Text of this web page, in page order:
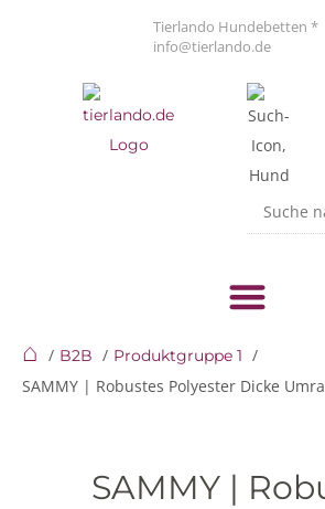
Tierlando Hundebetten *
info@tierlando.de
⌂ B2B Produktgruppe 1
SAMMY | Robustes Polyester Dicke
SAMMY |